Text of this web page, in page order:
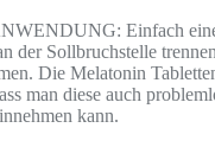
Einfach
der Sollbruchstelle
Die Melatonin
man diese auch
kann.